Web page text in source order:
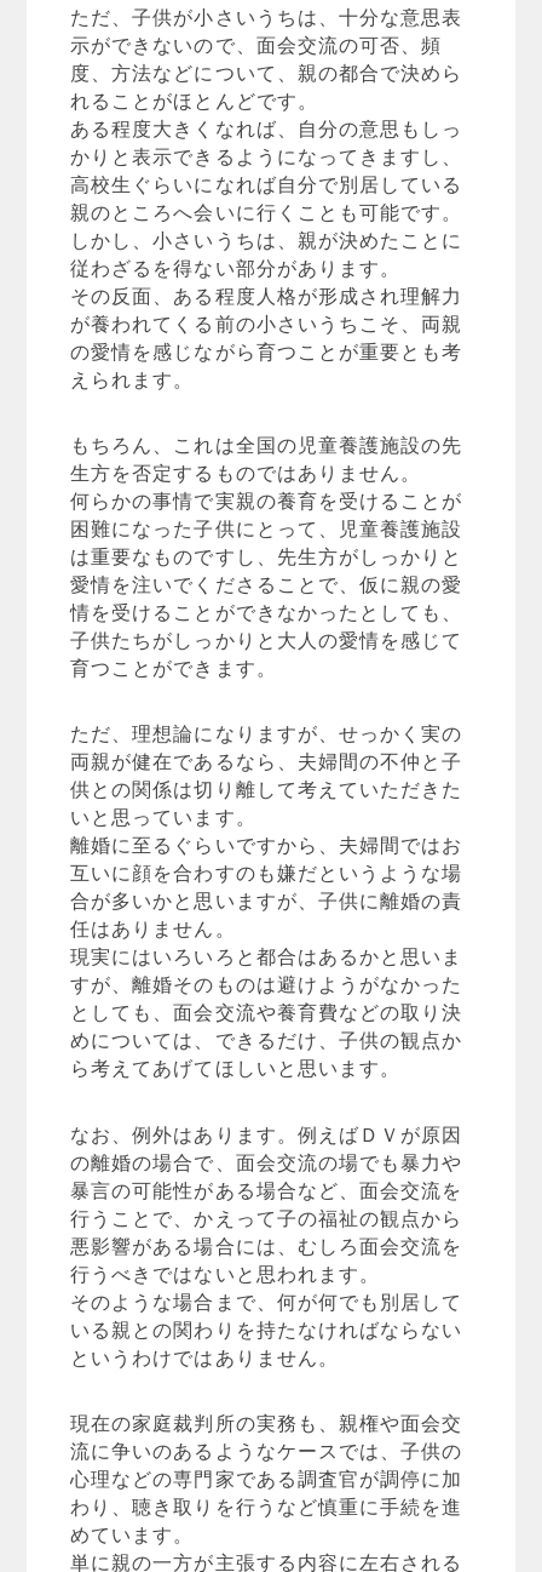
ただ、子供が小さいうちは、十分な意思表
示ができないので、面会交流の可否、頻
度、方法などについて、親の都合で決めら
れることがほとんどです。
ある程度大きくなれば、自分の意思もしっ
かりと表示できるようになってきますし、
高校生ぐらいになれば自分で別居している
親のところへ会いに行くことも可能です。
しかし、小さいうちは、親が決めたことに
従わざるを得ない部分があります。
その反面、ある程度人格が形成され理解力
が養われてくる前の小さいうちこそ、両親
の愛情を感じながら育つことが重要とも考
えられます。
もちろん、これは全国の児童養護施設の先
生方を否定するものではありません。
何らかの事情で実親の養育を受けることが
困難になった子供にとって、児童養護施設
は重要なものですし、先生方がしっかりと
愛情を注いでくださることで、仮に親の愛
情を受けることができなかったとしても、
子供たちがしっかりと大人の愛情を感じて
育つことができます。
ただ、理想論になりますが、せっかく実の
両親が健在であるなら、夫婦間の不仲と子
供との関係は切り離して考えていただきた
いと思っています。
離婚に至るぐらいですから、夫婦間ではお
互いに顔を合わすのも嫌だというような場
合が多いかと思いますが、子供に離婚の責
任はありません。
現実にはいろいろと都合はあるかと思いま
すが、離婚そのものは避けようがなかった
としても、面会交流や養育費などの取り決
めについては、できるだけ、子供の観点か
ら考えてあげてほしいと思います。
なお、例外はあります。例えばＤＶが原因
の離婚の場合で、面会交流の場でも暴力や
暴言の可能性がある場合など、面会交流を
行うことで、かえって子の福祉の観点から
悪影響がある場合には、むしろ面会交流を
行うべきではないと思われます。
そのような場合まで、何が何でも別居して
いる親との関わりを持たなければならない
というわけではありません。
現在の家庭裁判所の実務も、親権や面会交
流に争いのあるようなケースでは、子供の
心理などの専門家である調査官が調停に加
わり、聴き取りを行うなど慎重に手続を進
めています。
単に親の一方が主張する内容に左右される